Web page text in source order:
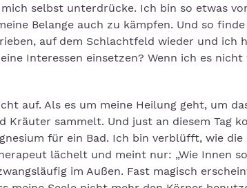
selbst unterdrücke. Ich bin so etwas
Belange auch zu kämpfen. Und so
auf dem Schlachtfeld wieder und ich
Interessen einsetzen? Wenn ich es
auf. Als es um meine Heilung geht, um
Kräuter sammelt. Und just an diesem Tag
für ein Bad. Ich bin verblüfft, wie die
lächelt und meint nur: „Wie Innen so
im Außen. Fast magisch